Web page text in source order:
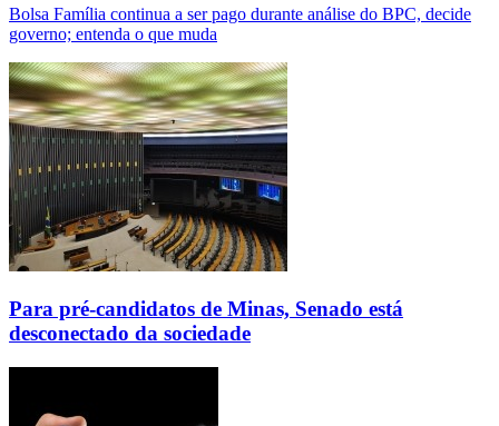
Bolsa Família continua a ser pago durante análise do BPC, decide
governo; entenda o que muda
Para pré-candidatos de Minas, Senado está
desconectado da sociedade